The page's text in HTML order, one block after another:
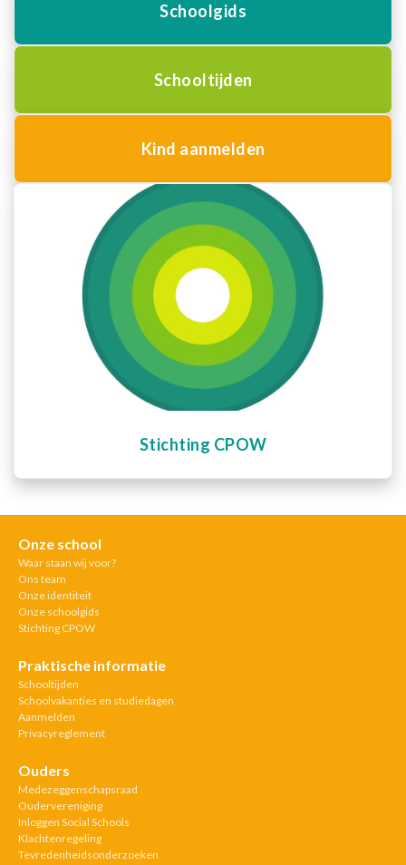
Schoolgids
Schooltijden
Kind aanmelden
Stichting CPOW
Onze school
Waar staan wij voor?
Ons team
Onze identiteit
Onze schoolgids
Stichting CPOW
Praktische informatie
Schooltijden
Schoolvakanties en studiedagen
Aanmelden
Privacyreglement
Ouders
Medezeggenschapsraad
Oudervereniging
Inloggen Social Schools
Klachtenregeling
Tevredenheidsonderzoeken